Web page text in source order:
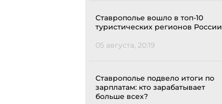
Ставрополье вошло в топ-10
туристических регионов России
05 августа, 20:19
Ставрополье подвело итоги по
зарплатам: кто зарабатывает
больше всех?